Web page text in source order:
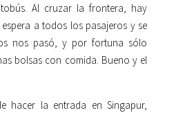
Al cruzar la frontera, hay
a todos los pasajeros y se
nos pasó, y por fortuna sólo
bolsas con comida. Bueno y el
hacer la entrada en Singapur,